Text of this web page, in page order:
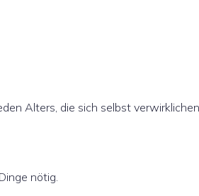
Alters, die sich selbst
nötig.